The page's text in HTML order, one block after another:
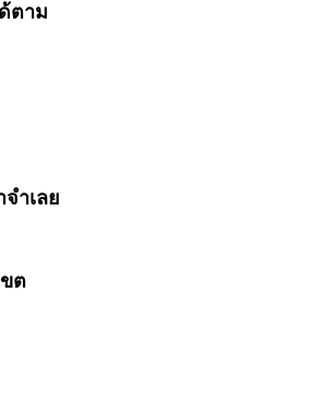
ตาม
ำเลย
ต